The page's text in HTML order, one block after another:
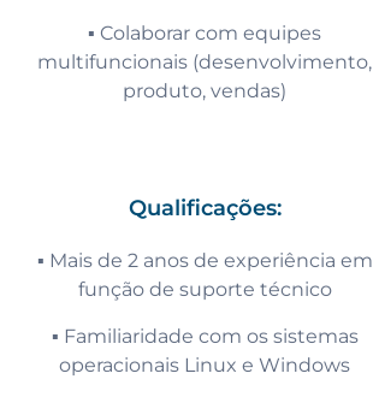
▪️ Colaborar com equipes
multifuncionais (desenvolvimento,
produto, vendas)
Qualificações:
▪️ Mais de 2 anos de experiência em
função de suporte técnico
▪️ Familiaridade com os sistemas
operacionais Linux e Windows